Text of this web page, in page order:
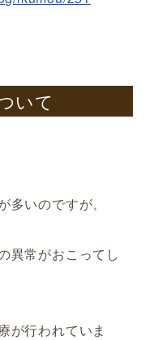
いて
多いのですが、
異常がおこってし
が行われていま